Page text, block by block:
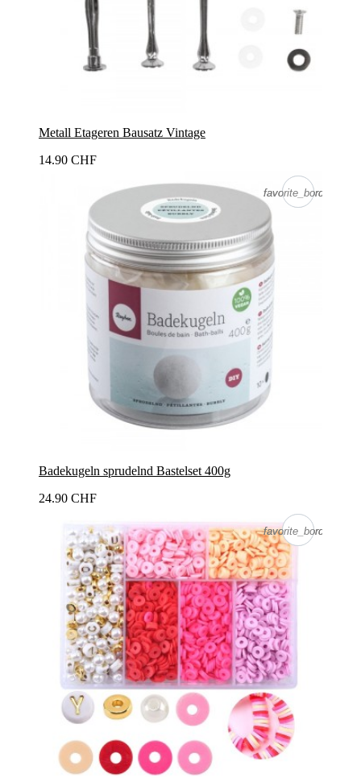
Metall Etageren Bausatz Vintage
14.90 CHF
favorite_border
favorite_border
Badekugeln sprudelnd Bastelset 400g
24.90 CHF
favorite_border
favorite_border